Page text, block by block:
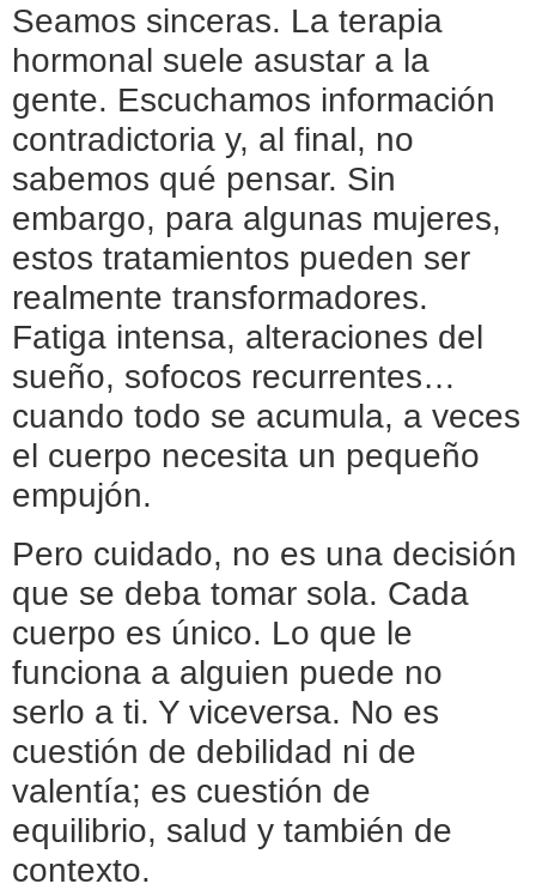
Seamos sinceras. La terapia
hormonal suele asustar a la
gente. Escuchamos información
contradictoria y, al final, no
sabemos qué pensar. Sin
embargo, para algunas mujeres,
estos tratamientos pueden ser
realmente transformadores.
Fatiga intensa, alteraciones del
sueño, sofocos recurrentes…
cuando todo se acumula, a veces
el cuerpo necesita un pequeño
empujón.
Pero cuidado, no es una decisión
que se deba tomar sola. Cada
cuerpo es único. Lo que le
funciona a alguien puede no
serlo a ti. Y viceversa. No es
cuestión de debilidad ni de
valentía; es cuestión de
equilibrio, salud y también de
contexto.